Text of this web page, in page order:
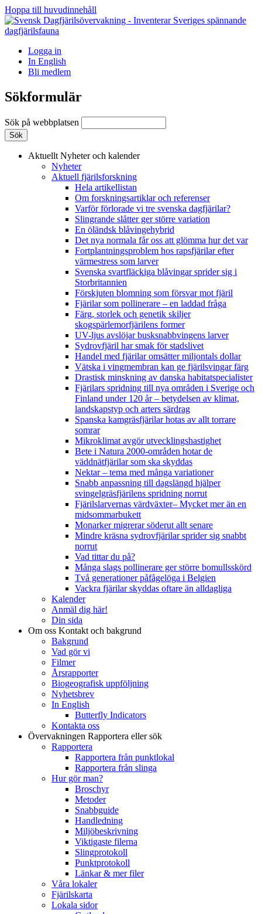
Hoppa till huvudinnehåll
Logga in
In English
Bli medlem
Sökformulär
Sök på webbplatsen
Aktuellt Nyheter och kalender
Nyheter
Aktuell fjärilsforskning
Hela artikellistan
Om forskningsartiklar och referenser
Varför förlorade vi tre svenska dagfjärilar?
Slingrande slåtter ger större variation
En öländsk blåvingehybrid
Det nya normala får oss att glömma hur det var
Fortplantningsproblem hos rapsfjärilar efter
värmestress som larver
Svenska svartfläckiga blåvingar sprider sig i
Storbritannien
Förskjuten blomning som försvar mot fjäril
Fjärilar som pollinerare – en laddad fråga
Färg, storlek och genetik skiljer
skogspärlemorfjärilens former
UV-ljus avslöjar busksnabbvingens larver
Sydrovfjäril har smak för stadslivet
Handel med fjärilar omsätter miljontals dollar
Vätska i vingmembran kan ge fjärilsvingar färg
Drastisk minskning av danska habitatspecialister
Fjärilars spridning till nya områden i Sverige och
Finland under 120 år– betydelsen av klimat,
landskapstyp och arters särdrag
Spanska kamgräsfjärilar hotas av allt torrare
somrar
Mikroklimat avgör utvecklingshastighet
Bete i Natura 2000-områden hotar de
väddnätfjärilar som ska skyddas
Nektar – tema med många variationer
Snabb anpassning till dagslängd hjälper
svingelgräsfjärilens spridning norrut
Fjärilslarvernas värdväxter– Mycket mer än en
midsommarbukett
Monarker migrerar söderut allt senare
Mindre kräsna sydrovfjärilar sprider sig snabbt
norrut
Vad tittar du på?
Många slags pollinerare ger större bomullsskörd
Två generationer påfågelöga i Belgien
Vackra fjärilar skyddas oftare än alldagliga
Kalender
Anmäl dig här!
Din sida
Om oss Kontakt och bakgrund
Bakgrund
Vad gör vi
Filmer
Årsrapporter
Biogeografisk uppföljning
Nyhetsbrev
In English
Butterfly Indicators
Kontakta oss
Övervakningen Rapportera eller sök
Rapportera
Rapportera från punktlokal
Rapportera från slinga
Hur gör man?
Broschyr
Metoder
Snabbguide
Handledning
Miljöbeskrivning
Viktigaste filerna
Slingprotokoll
Punktprotokoll
Länkar & mer filer
Våra lokaler
Fjärilskarta
Lokala sidor